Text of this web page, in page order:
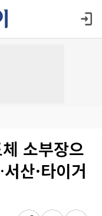
소부장으
산·타이거